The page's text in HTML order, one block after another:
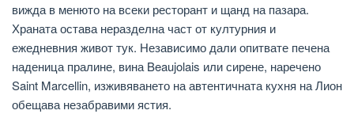
вижда в менюто на всеки ресторант и щанд на пазара.
Храната остава неразделна част от културния и
ежедневния живот тук. Независимо дали опитвате печена
наденица пралине, вина Beaujolais или сирене, наречено
Saint Marcellin, изживяването на автентичната кухня на Лион
обещава незабравими ястия.